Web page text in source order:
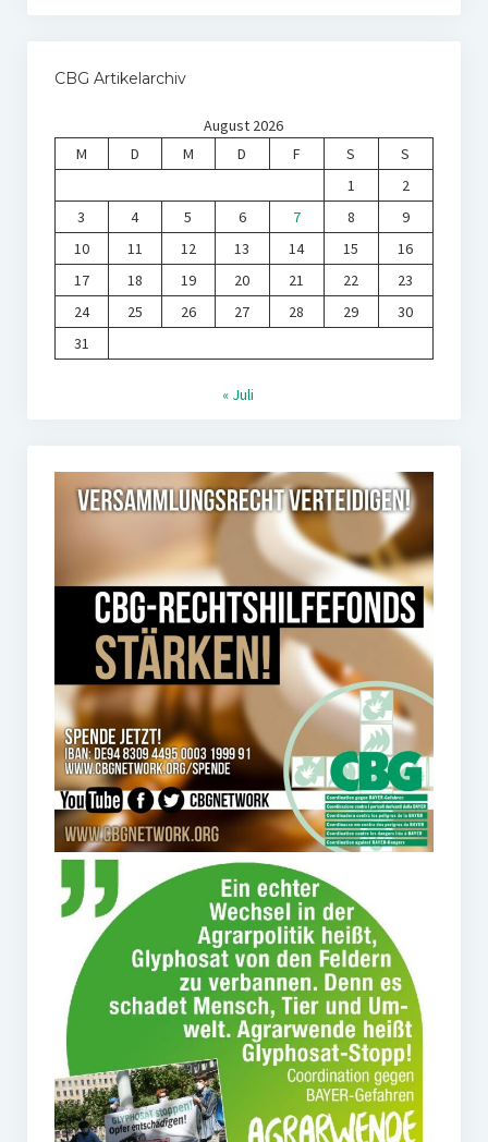
CBG Artikelarchiv
August 2026
M
D M D F S
S
1
2
3
4 5 6 7 8
9
10
11 12 13 14 15
16
17
18 19 20 21 22
23
24
25 26 27 28 29
30
31
« Juli